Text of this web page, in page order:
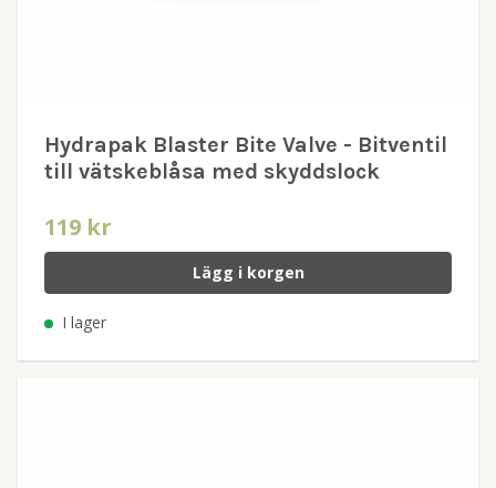
Hydrapak Blaster Bite Valve - Bitventil
till vätskeblåsa med skyddslock
119 kr
Lägg i korgen
I lager